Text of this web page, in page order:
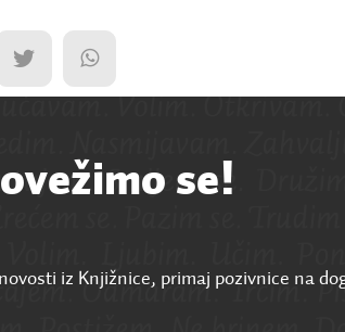
se!
iz Knjižnice, primaj pozivnice na